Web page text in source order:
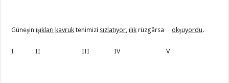
Güneşinışıkları kavruk tenimizi sızlatıyor,ılık rüzgârsaokşuyordu.
I II III IV V